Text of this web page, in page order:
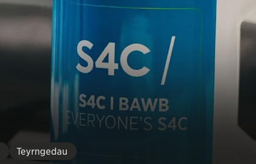
Teyrngedau